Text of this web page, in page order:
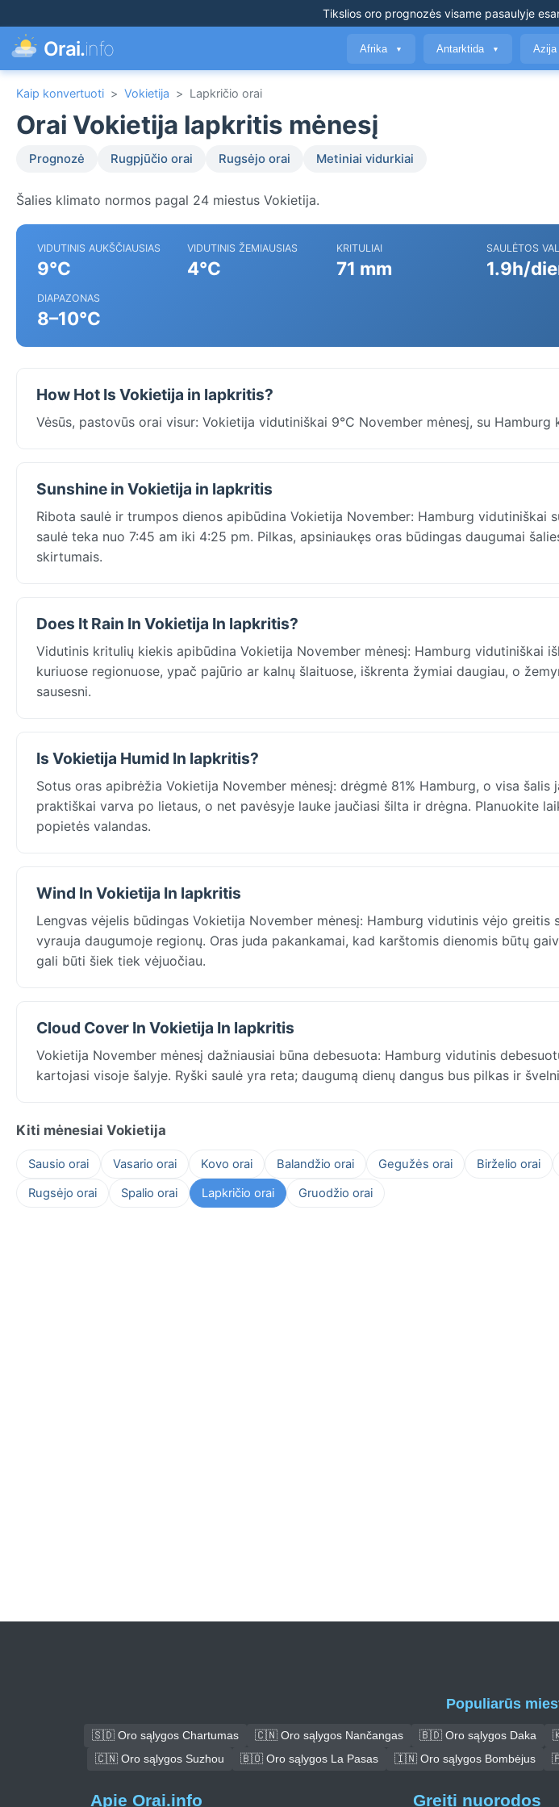
Tikslios oro prognozėsvisame pasaulyje
Orai.info Afrika ▼ Antarktida ▼ Azija
Kaip konvertuoti > Vokietija > Lapkričio orai
Orai Vokietija lapkritis mėnesį
Prognozė Rugpjūčio orai Rugsėjo orai Metiniai vidurkiai
Šalies klimato normos pagal 24 miestus Vokietija.
VIDUTINIS AUKŠČIAUSIAS
9°C
VIDUTINIS ŽEMIAUSIAS
4°C
KRITULIAI
71 mm
SAULĖTOS
1.9h/
DIAPAZONAS
8–10°C
How Hot Is Vokietija in lapkritis?
Vėsūs, pastovūs orai visur: Vokietija vidutiniškai 9°C November mėnesį, su Hamburg
Sunshine in Vokietija in lapkritis
Ribota saulė ir trumpos dienos apibūdina Vokietija November: Hamburg vidutiniškai
saulė teka nuo 7:45 am iki 4:25 pm. Pilkas, apsiniaukęs oras būdingas daugumai
skirtumais.
Does It Rain In Vokietija In lapkritis?
Vidutinis kritulių kiekis apibūdina Vokietija November mėnesį: Hamburg vidutiniškai
kuriuose regionuose, ypač pajūrio ar kalnų šlaituose, iškrenta žymiai daugiau, o
sausesni.
Is Vokietija Humid In lapkritis?
Sotus oras apibrėžia Vokietija November mėnesį: drėgmė 81% Hamburg, o visa šalis
praktiškai varva po lietaus, o net pavėsyje lauke jaučiasi šilta ir drėgna. Planuokite
popietės valandas.
Wind In Vokietija In lapkritis
Lengvas vėjelis būdingas Vokietija November mėnesį: Hamburg vidutinis vėjo greitis
vyrauja daugumoje regionų. Oras juda pakankamai, kad karštomis dienomis būtų
gali būti šiek tiek vėjuočiau.
Cloud Cover In Vokietija In lapkritis
Vokietija November mėnesį dažniausiai būna debesuota: Hamburg vidutinis
kartojasi visoje šalyje. Ryški saulė yra reta; daugumą dienų dangus bus pilkas ir
Kiti mėnesiai Vokietija
Sausio orai Vasario orai Kovo orai Balandžio orai Gegužės orai Birželio orai
Rugsėjo orai
Spalio orai Lapkričio orai Gruodžio orai
Populiarūs
🇸🇩 Oro sąlygos Chartumas 🇨🇳 Oro sąlygos Nančangas 🇧🇩 Oro sąlygos Daka
🇨🇳 Oro sąlygos Suzhou
🇧🇴 Oro sąlygos La Pasas 🇮🇳 Oro sąlygos Bombėjus
Apie Orai.info Greiti nuorodos